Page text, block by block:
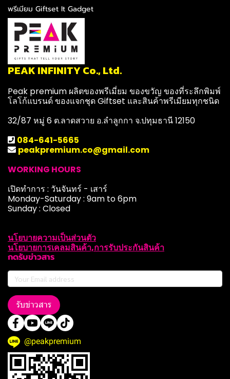
พรีเมียม Giftset It Gadget
PEAK INFINITY Co., Ltd.
Peak premium ผลิตของพรีเมี่ยม ของขวัญ ของที่ระลึกพิมพ์
โลโก้แบรนด์ ของแจกชุด Giftset และสินค้าพรีเมียมทุกชนิด
32/87 หมู่ 6 ต.ลาดสวาย อ.ลำลูกกา จ.ปทุมธานี 12150
084-641-5665
peakpremium.co@gmail.com
WORKING HOURS
เปิดทำการ : วันจันทร์ - เสาร์
Monday-Saturday : 9am to 6pm
Sunday : Closed
นโยบายความเป็นส่วนตัว
นโยบายการเคลมสินค้า,การรับประกันสินค้า
กดรับข่าวสาร
รับข่าวสาร
@peakpremium